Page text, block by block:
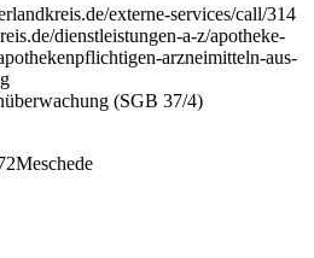
externe-services/call/314
dienstleistungen-a-z/apotheke-
arzneimitteln-aus-
(SGB 37/4)
Meschede